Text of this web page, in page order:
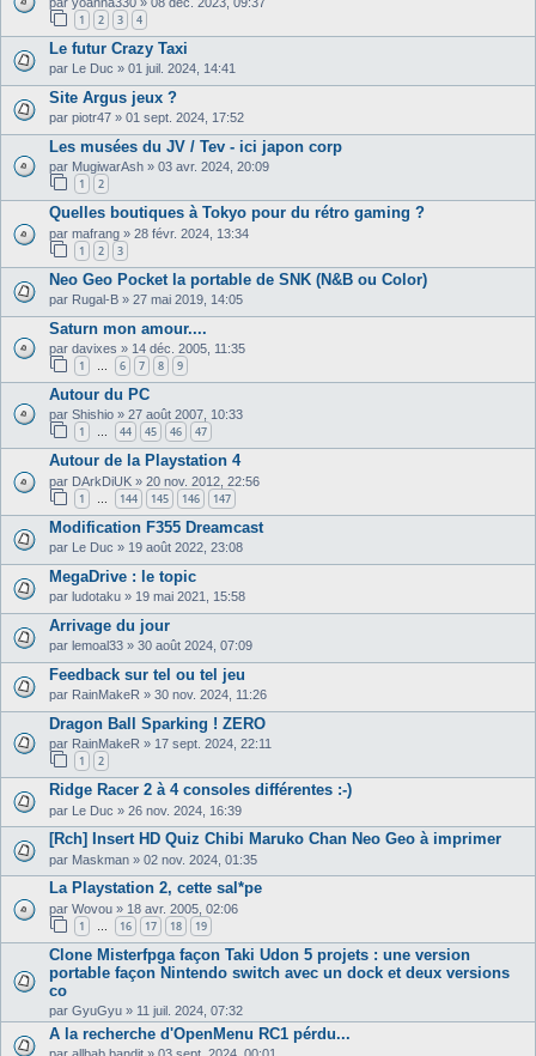
1 2 3 4
Le futur Crazy Taxi
par Le Duc » 01 juil. 2024, 14:41
Site Argus jeux ?
par piotr47 » 01 sept. 2024, 17:52
Les musées du JV / Tev - ici japon corp
par MugiwarAsh » 03 avr. 2024, 20:09
1 2
Quelles boutiques à Tokyo pour du rétro gaming ?
par mafrang » 28 févr. 2024, 13:34
1 2 3
Neo Geo Pocket la portable de SNK (N&B ou Color)
par Rugal-B » 27 mai 2019, 14:05
Saturn mon amour....
par davixes » 14 déc. 2005, 11:35
1 6 7 8 9
Autour du PC
par Shishio » 27 août 2007, 10:33
1 … 44 45 46 47
Autour de la Playstation 4
par DArkDiUK » 20 nov. 2012, 22:56
1 144 145 146 147
Modification F355 Dreamcast
par Le Duc » 19 août 2022, 23:08
MegaDrive : le topic
par ludotaku » 19 mai 2021, 15:58
Arrivage du jour
par lemoal33 » 30 août 2024, 07:09
Feedback sur tel ou tel jeu
par RainMakeR » 30 nov. 2024, 11:26
Dragon Ball Sparking ! ZERO
par RainMakeR » 17 sept. 2024, 22:11
1 2
Ridge Racer 2 à 4 consoles différentes :-)
par Le Duc » 26 nov. 2024, 16:39
[Rch] Insert HD Quiz Chibi Maruko Chan Neo Geo à imprimer
par Maskman » 02 nov. 2024, 01:35
La Playstation 2, cette sal*pe
par Wovou » 18 avr. 2005, 02:06
1 16 17 18 19
Clone Misterfpga façon Taki Udon 5 projets : une version
portable façon Nintendo switch avec un dock et deux versions
co
par GyuGyu » 11 juil. 2024, 07:32
A la recherche d'OpenMenu RC1 pérdu...